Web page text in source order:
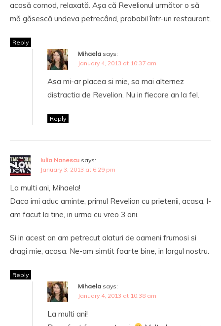
acasă comod, relaxată. Așa că Revelionul următor o să
mă găsescă undeva petrecând, probabil într-un restaurant.
Reply
Mihaela says:
January 4, 2013 at 10:37 am
Asa mi-ar placea si mie, sa mai alternez
distractia de Revelion. Nu in fiecare an la fel.
Reply
Iulia Nanescu says:
January 3, 2013 at 6:29 pm
La multi ani, Mihaela!
Daca imi aduc aminte, primul Revelion cu prietenii, acasa, l-
am facut la tine, in urma cu vreo 3 ani.
Si in acest an am petrecut alaturi de oameni frumosi si
dragi mie, acasa. Ne-am simtit foarte bine, in largul nostru.
Reply
Mihaela says:
January 4, 2013 at 10:38 am
La multi ani!